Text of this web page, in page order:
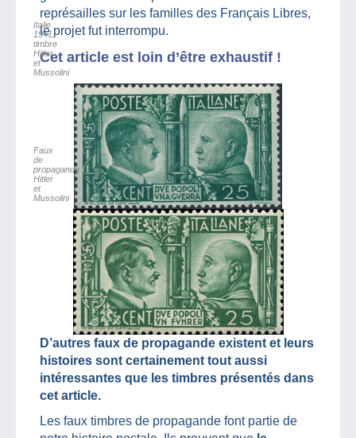
représailles sur les familles des Français Libres,
le projet fut interrompu.
Cet article est loin d’être exhaustif !
Italie
1941,
timbre
Hitler
et
Mussolini
Faux
de
propagande
Hitler
et
Mussolini
D’autres faux de propagande existent et leurs
histoires sont certainement tout aussi
intéressantes que les timbres présentés dans
cet article.
Les faux timbres de propagande font partie de